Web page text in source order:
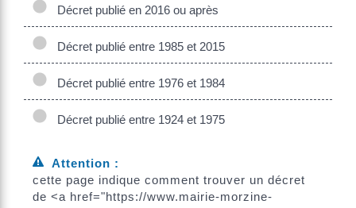
Décret publié en 2016 ou après
Décret publié entre 1985 et 2015
Décret publié entre 1976 et 1984
Décret publié entre 1924 et 1975
Attention :
cette page indique comment trouver un décret
de <a href="https://www.mairie-morzine-